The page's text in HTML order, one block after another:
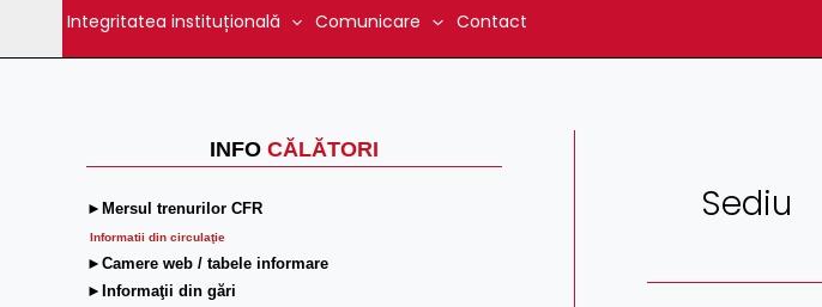
Integritatea instituțională Comunicare Contact
INFO CĂLĂTORI
►Mersul trenurilor CFR
Informatii din circulaţie
►Camere web / tabele informare
►Informaţii din gări
Sediu